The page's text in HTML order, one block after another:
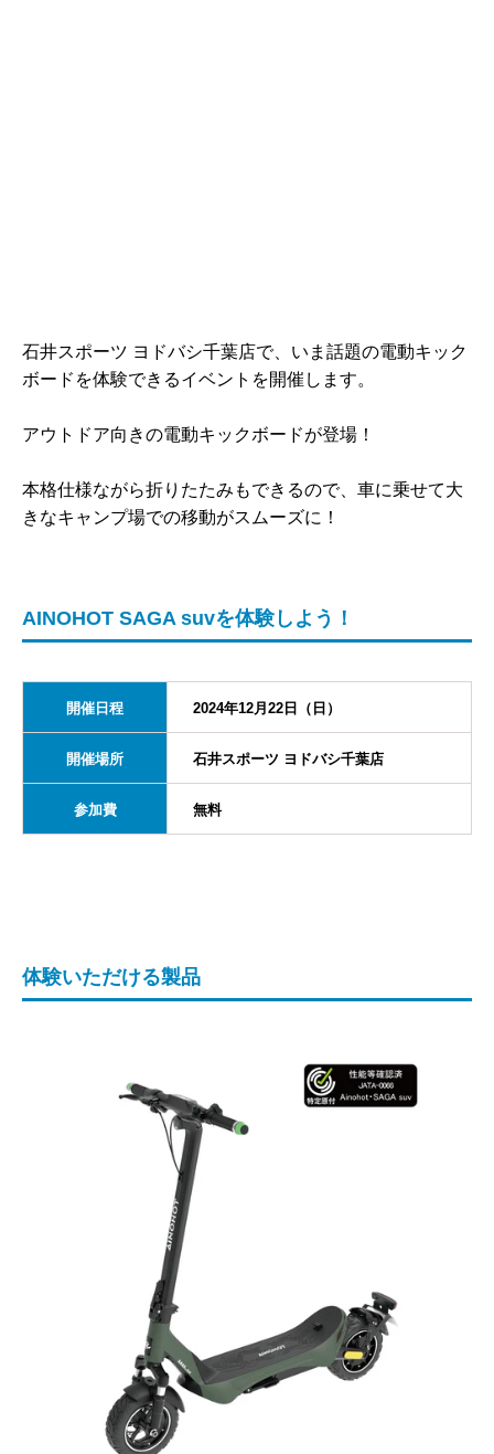
石井スポーツ ヨドバシ千葉店で、いま話題の電動キック
ボードを体験できるイベントを開催します。
アウトドア向きの電動キックボードが登場！
本格仕様ながら折りたたみもできるので、車に乗せて大
きなキャンプ場での移動がスムーズに！
AINOHOT SAGA suvを体験しよう！
開催日程 2024年12月22日（日）
開催場所 石井スポーツ ヨドバシ千葉店
参加費 無料
体験いただける製品